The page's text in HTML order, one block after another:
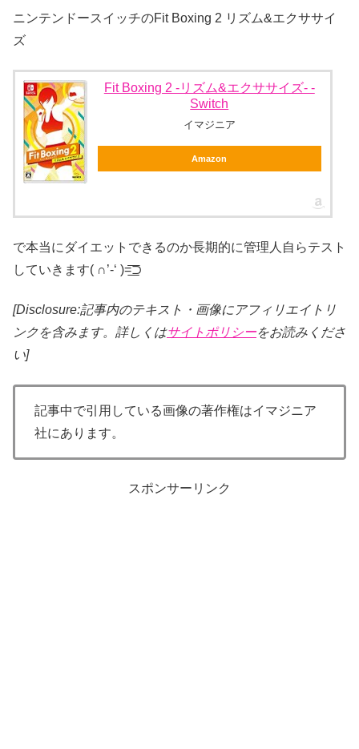
ニンテンドースイッチのFit Boxing 2 リズム&エクササイ
ズ
Fit Boxing 2 -リズム&エクササイズ- -
Switch
イマジニア
Amazon
で本当にダイエットできるのか長期的に管理人自らテスト
していきます( ∩’-‘ )=͟͟͞͞⊃
[Disclosure:記事内のテキスト・画像にアフィリエイトリ
ンクを含みます。詳しくはサイトポリシーをお読みくださ
い]
記事中で引用している画像の著作権はイマジニア
社にあります。
スポンサーリンク